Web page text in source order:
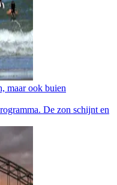
maar ook buien
De zon schijnt en